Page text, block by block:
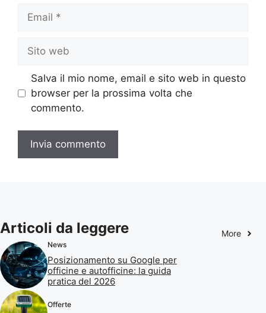
web
Salva il mio nome, email e sito web in questo
browser per la prossima volta che
commento.
Articoli da leggere More
News
Posizionamento su Google per
officine e autofficine: la guida
pratica del 2026
Offerte